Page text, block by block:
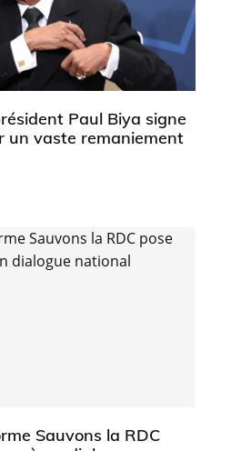
Paul Biya signe
un vaste remaniement
Sauvons la RDC